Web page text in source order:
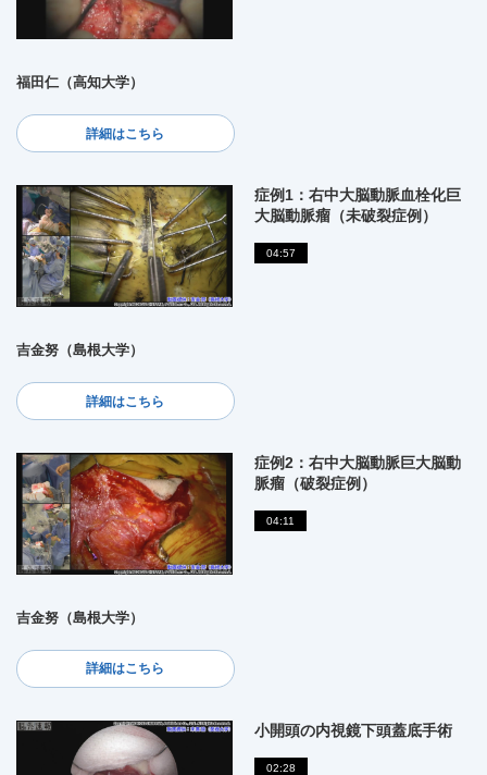
福田仁（高知大学）
詳細はこちら
症例1：右中大脳動脈血栓化巨
大脳動脈瘤（未破裂症例）
04:57
吉金努（島根大学）
詳細はこちら
症例2：右中大脳動脈巨大脳動
脈瘤（破裂症例）
04:11
吉金努（島根大学）
詳細はこちら
小開頭の内視鏡下頭蓋底手術
02:28